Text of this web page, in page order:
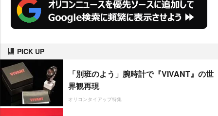
PICK UP
「別班のよう」腕時計で『VIVANT』の世
界観再現
オリコンタイアップ特集